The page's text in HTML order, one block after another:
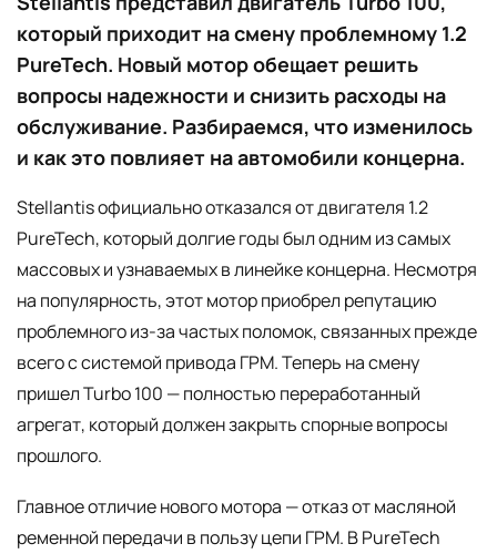
который приходит на смену проблемному 1.2
PureTech. Новый мотор обещает решить
вопросы надежности и снизить расходы на
обслуживание. Разбираемся, что изменилось
и как это повлияет на автомобили концерна.
Stellantis официально отказался от двигателя 1.2
PureTech, который долгие годы был одним из самых
массовых и узнаваемых в линейке концерна. Несмотря
на популярность, этот мотор приобрел репутацию
проблемного из-за частых поломок, связанных прежде
всего с системой привода ГРМ. Теперь на смену
пришел Turbo 100 — полностью переработанный
агрегат, который должен закрыть спорные вопросы
прошлого.
Главное отличие нового мотора — отказ от масляной
ременной передачи в пользу цепи ГРМ. В PureTech